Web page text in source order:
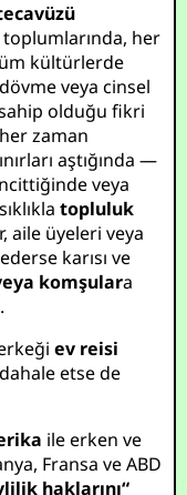
her
kültürlerde
veya cinsel
sahip olduğu fikri
zaman
aştığında —
veya
topluluk
aile üyeleri veya
karısı ve
komşulara
erkeğiev reisi
etse de
ile erken ve
Fransa ve ABD
haklarını“